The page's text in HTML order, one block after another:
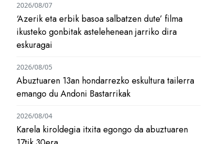
‘Azerik eta erbik basoa salbatzen dute’ filma
ikusteko gonbitak astelehenean jarriko dira
eskuragai
2026/08/07
Abuztuaren 13an hondarrezko eskultura tailerra
emango du Andoni Bastarrikak
2026/08/05
Karela kiroldegia itxita egongo da abuztuaren
2026/08/04